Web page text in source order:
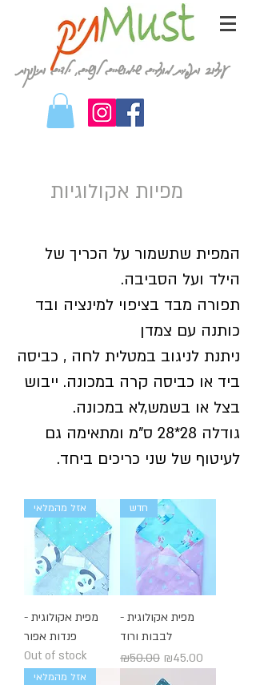
עיצוב ותפירת מוצרים שימושיים לנשים, ילדים ותינוקות
מפיות אקולוגיות
המפית שתשמור על הכריך של
הילד ועל הסביבה.
תפורה מבד בציפוי למינציה ובד
כותנה עם צמדן
ניתנת לניגוב במטלית לחה , כביסה
ביד או כביסה קרה במכונה. ייבוש
בצל או בשמש,לא במכונה.
גודלה 28*28 ס"מ ומתאימה גם
לעיטוף של שני כריכים ביחד.
אזל מהמלאי
מפית אקולוגית -
פנדות אפור
Out of stock
חדש
מפית אקולוגית -
לבבות ורוד
Regular Price
₪50.00 Sale Price
₪45.00
אזל מהמלאי